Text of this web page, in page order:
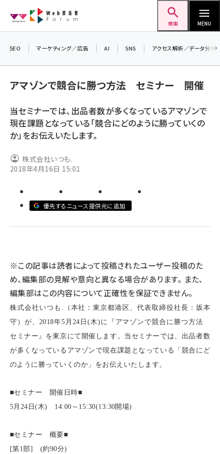
ン
検索 MENU
seo (3523)
ai (2804)
note (2312)
z世代 (1622)
SEO マーケティング／広告 AI SNS アクセス解析／データ分析
アマゾンで競合に勝つ方法 セミナー 開催
当セミナーでは、出品者数が多くなっているアマゾンで
現在課題となっている「競合にどのように勝っていくの
か」をお伝えいたします。
株式会社いつも.
2018年4月16日 15:01
優先するニュース提供元に追加
※この記事は読者によって投稿されたユーザー投稿のた
め、編集部の見解や意向と異なる場合があります。 また、
編集部はこの内容について正確性を保証できません。
株式会社いつも.（本社：東京都港区、代表取締役社長：坂本
守）が、2018年5月24日(木)に『アマゾンで競合に勝つ方法
セミナー』を東京にて開催します。当セミナーでは、出品者数
が多くなっているアマゾンで現在課題となっている「競合にど
のように勝っていくのか」をお伝えいたします。
■セミナー 開催日時■
5月24日(木) 14:00～15:30(13:30開場)
■セミナー 概要■
[第1部] (約90分)